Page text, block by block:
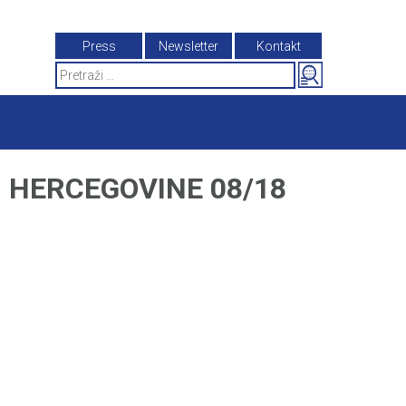
Press Newsletter
Kontakt
Search
for:
08/18